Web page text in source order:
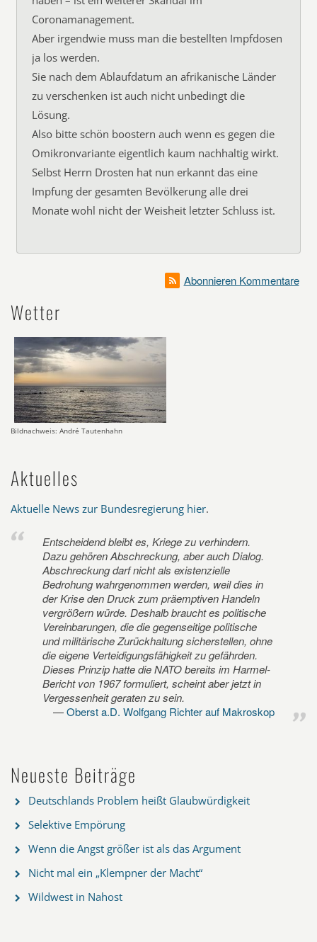
Coronamanagement.
Aber irgendwie muss man die bestellten Impfdosen
ja los werden.
Sie nach dem Ablaufdatum an afrikanische Länder
zu verschenken ist auch nicht unbedingt die
Lösung.
Also bitte schön boostern auch wenn es gegen die
Omikronvariante eigentlich kaum nachhaltig wirkt.
Selbst Herrn Drosten hat nun erkannt das eine
Impfung der gesamten Bevölkerung alle drei
Monate wohl nicht der Weisheit letzter Schluss ist.
Abonnieren Kommentare
Wetter
Bildnachweis: André Tautenhahn
Aktuelles
Aktuelle News zur Bundesregierung hier.
Entscheidend bleibt es, Kriege zu verhindern.
Dazu gehören Abschreckung, aber auch Dialog.
Abschreckung darf nicht als existenzielle
Bedrohung wahrgenommen werden, weil dies in
der Krise den Druck zum präemptiven Handeln
vergrößern würde. Deshalb braucht es politische
Vereinbarungen, die die gegenseitige politische
und militärische Zurückhaltung sicherstellen, ohne
die eigene Verteidigungsfähigkeit zu gefährden.
Dieses Prinzip hatte die NATO bereits im Harmel-
Bericht von 1967 formuliert, scheint aber jetzt in
Vergessenheit geraten zu sein.
Oberst a.D. Wolfgang Richter auf Makroskop
Neueste Beiträge
Deutschlands Problem heißt Glaubwürdigkeit
Selektive Empörung
Wenn die Angst größer ist als das Argument
Nicht mal ein „Klempner der Macht“
Wildwest in Nahost